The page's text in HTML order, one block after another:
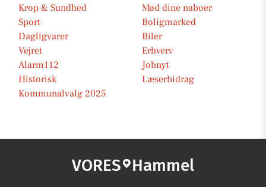
Krop & Sundhed
Mød dine naboer
Sport
Boligmarked
Dagligvarer
Biler
Vejret
Erhverv
Alarm112
Jobnyt
Historisk
Læserbidrag
Kommunalvalg 2025
VORES Hammel